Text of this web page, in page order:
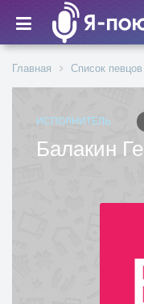
Главная Список певцов
ИСПОЛНИТЕЛЬ
Балакин